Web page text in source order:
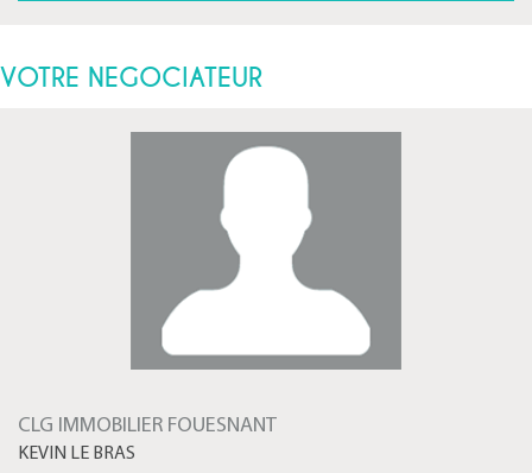
VOTRE NEGOCIATEUR
CLG IMMOBILIER FOUESNANT
KEVIN LE BRAS